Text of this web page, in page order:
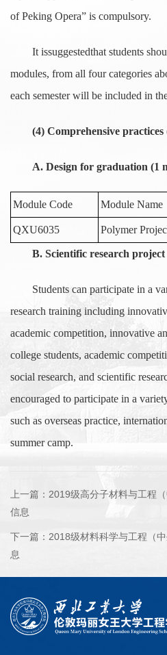
of Peking Opera” is compulsory.
It issuggestedthat students
modules, from all four categories
each semester will be included in
(4) Comprehensive
A. Design for graduation (1
Module Code Module Name
QXU6035 Polymer
B. Scientific research project
Students can participate in a
research training including
academic competition, innovative
college students, academic
social research, and scientific
encouraged to participate in a
such as overseas practice,
summer camp.
上一篇： 2019级高分子材料与工程
信息
下一篇： 2018级材料科学与工程（
息